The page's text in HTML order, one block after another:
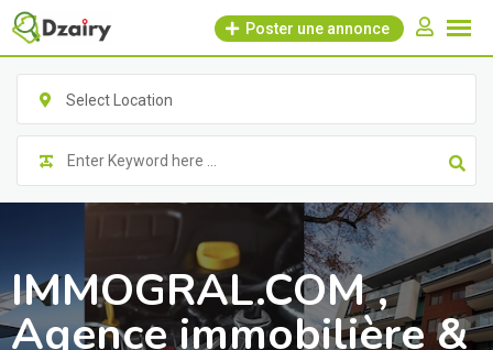
Skip
content
Poster une annonce
Select Location
IMMOGRAL.COM ,
Agence immobilière &